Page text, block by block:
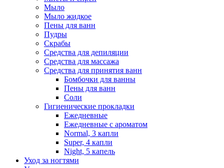
Мыло
Мыло жидкое
Пены для ванн
Пудры
Скрабы
Средства для депиляции
Средства для массажа
Средства для принятия ванн
Бомбочки для ванны
Пены для ванн
Соли
Гигиенические прокладки
Ежедневные
Ежедневные с ароматом
Normal, 3 капли
Super, 4 капли
Night, 5 капель
Уход за ногтями